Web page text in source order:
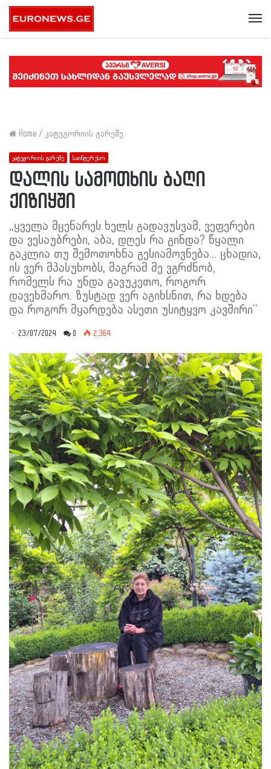
Home / კატეგორიის გარეშე
კატეგორიის გარეშე საინტერესო
დალის სამოთხის ბაღი
ქიზიყში
,,ყველა მცენარეს ხელს გადავუსვამ, ვეფერები
და ვესაუბრები, აბა, დღეს რა გინდა? წყალი
გაკლია თუ შემოთოხნა გესიამოვნება... ცხადია,
ის ვერ მპასუხობს, მაგრამ მე ვგრძნობ,
რომელს რა უნდა გავუკეთო, როგორ
დავეხმარო. ზუსტად ვერ აგიხსნით, რა ხდება
და როგორ მყარდება ასეთი უსიტყვო კავშირი''
23/07/2024 0 2,364